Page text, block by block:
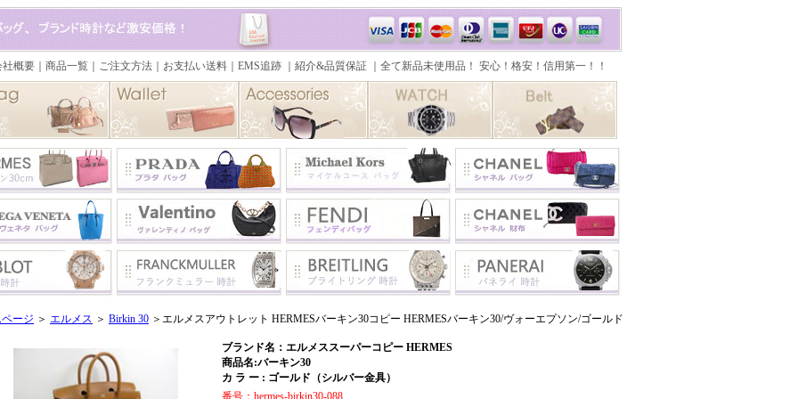
ージ ＞ エルメス ＞ Birkin 30 ＞エルメスアウトレット HERMESバーキン30コピー HERMESバーキン30/ヴォーエプソン/ゴールド
ブランド名：エルメススーパーコピー HERMES
商品名:バーキン30
カ ラ ー : ゴールド（シルバー金具）
番号：hermes-birkin30-088